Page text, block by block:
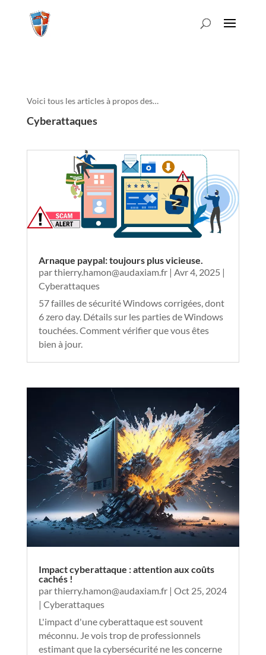
Voici tous les articles à propos des…
Cyberattaques
Arnaque paypal: toujours plus vicieuse.
parthierry.hamon@audaxiam.fr| Avr 4, 2025 |
Cyberattaques
57 failles de sécurité Windows corrigées, dont
6 zero day. Détails sur les parties de Windows
touchées. Comment vérifier que vous êtes
bien à jour.
Impact cyberattaque : attention aux coûts
cachés !
parthierry.hamon@audaxiam.fr| Oct 25, 2024
| Cyberattaques
L'impact d'une cyberattaque est souvent
méconnu. Je vois trop de professionnels
estimant que la cybersécurité ne les concerne